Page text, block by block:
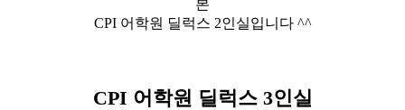
본
CPI 어학원 딜럭스 2인실입니다 ^^
CPI 어학원 딜럭스 3인실